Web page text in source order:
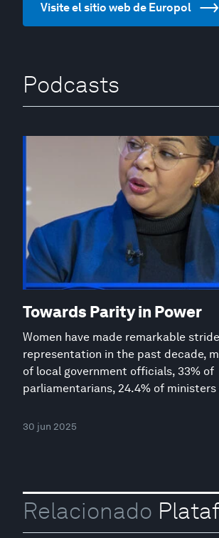
Visite el sitio web de Europol
Podcasts
Towards Parity in Power
Women have made remarkable
representation in the past decade,
of local government officials, 33% of
parliamentarians, 24.4% of ministers
30 jun 2025
Relacionado